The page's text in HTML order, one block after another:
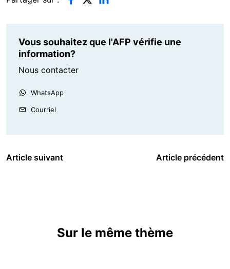
Vous souhaitez que l'AFP vérifie une
information?
Nous contacter
WhatsApp
Courriel
Article suivant Article précédent
Sur le même thème